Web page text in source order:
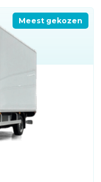
Meest gekozen